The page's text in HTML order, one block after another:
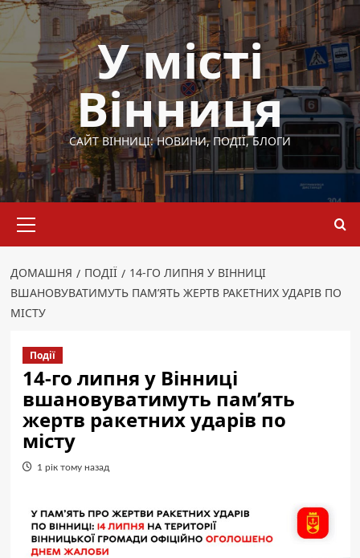
Перейти
до
вмісту
У місті
Вінниця
САЙТ ВІННИЦІ: НОВИНИ, ПОДІЇ, БЛОГИ
меню
ДОМАШНЯ ПОДІЇ
14-ГО ЛИПНЯ У ВІННИЦІ
ВШАНОВУВАТИМУТЬ ПАМ’ЯТЬ ЖЕРТВ РАКЕТНИХ УДАРІВ ПО
МІСТУ
Події
14-го липня у Вінниці
вшановуватимуть пам’ять
жертв ракетних ударів по
місту
1 рік тому назад